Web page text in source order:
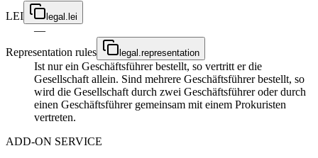
LEI legal.lei
—
Representation rules
legal.representation
Ist nur ein Geschäftsführer bestellt, so vertritt er die
Gesellschaft allein. Sind mehrere Geschäftsführer bestellt, so
wird die Gesellschaft durch zwei Geschäftsführer oder durch
einen Geschäftsführer gemeinsam mit einem Prokuristen
vertreten.
ADD-ON SERVICE